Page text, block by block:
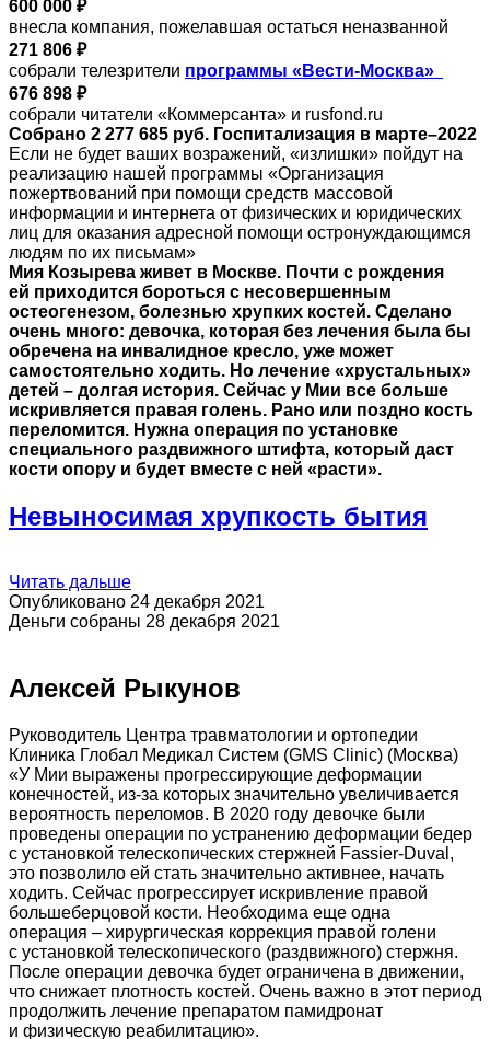
600 000 ₽
внесла компания, пожелавшая остаться неназванной
271 806 ₽
собрали телезрители программы «Вести-Москва»
676 898 ₽
собрали читатели «Коммерсанта» и rusfond.ru
Собрано 2 277 685 руб. Госпитализация в марте–2022
Если не будет ваших возражений, «излишки» пойдут на
реализацию нашей программы «Организация
пожертвований при помощи средств массовой
информации и интернета от физических и юридических
лиц для оказания адресной помощи остронуждающимся
людям по их письмам»
Мия Козырева живет в Москве. Почти с рождения
ей приходится бороться с несовершенным
остеогенезом, болезнью хрупких костей. Сделано
очень много: девочка, которая без лечения была бы
обречена на инвалидное кресло, уже может
самостоятельно ходить. Но лечение «хрустальных»
детей – долгая история. Сейчас у Мии все больше
искривляется правая голень. Рано или поздно кость
переломится. Нужна операция по установке
специального раздвижного штифта, который даст
кости опору и будет вместе с ней «расти».
Невыносимая хрупкость бытия
Читать дальше
Опубликовано 24 декабря 2021
Деньги собраны 28 декабря 2021
Алексей Рыкунов
Руководитель Центра травматологии и ортопедии
Клиника Глобал Медикал Систем (GMS Clinic) (Москва)
«У Мии выражены прогрессирующие деформации
конечностей, из-за которых значительно увеличивается
вероятность переломов. В 2020 году девочке были
проведены операции по устранению деформации бедер
с установкой телескопических стержней Fassier-Duval,
это позволило ей стать значительно активнее, начать
ходить. Сейчас прогрессирует искривление правой
большеберцовой кости. Необходима еще одна
операция – хирургическая коррекция правой голени
с установкой телескопического (раздвижного) стержня.
После операции девочка будет ограничена в движении,
что снижает плотность костей. Очень важно в этот период
продолжить лечение препаратом памидронат
и физическую реабилитацию».